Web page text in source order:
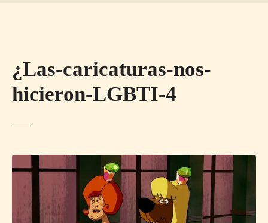
¿Las-caricaturas-nos-
hicieron-LGBTI-4